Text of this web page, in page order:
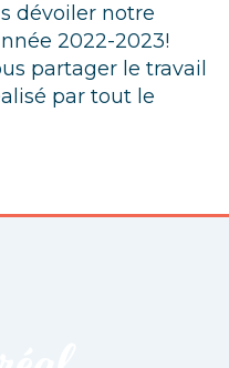
dévoiler notre
2022-2023!
partager le travail
par tout le